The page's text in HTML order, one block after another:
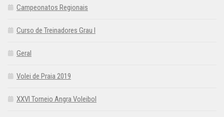
Campeonatos Regionais
Curso de Treinadores Grau I
Geral
Volei de Praia 2019
XXVI Torneio Angra Voleibol